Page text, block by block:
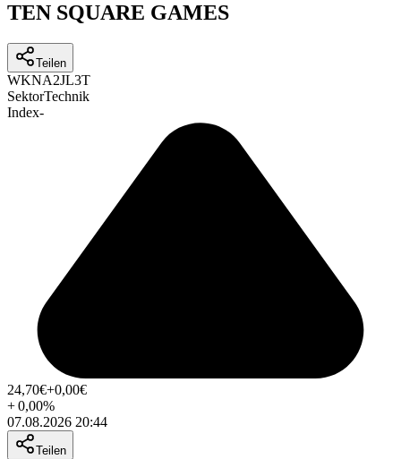
TEN SQUARE GAMES
Teilen
WKNA2JL3T
SektorTechnik
Index-
24,70€+0,00€
+0,00%
07.08.2026 20:44
Teilen